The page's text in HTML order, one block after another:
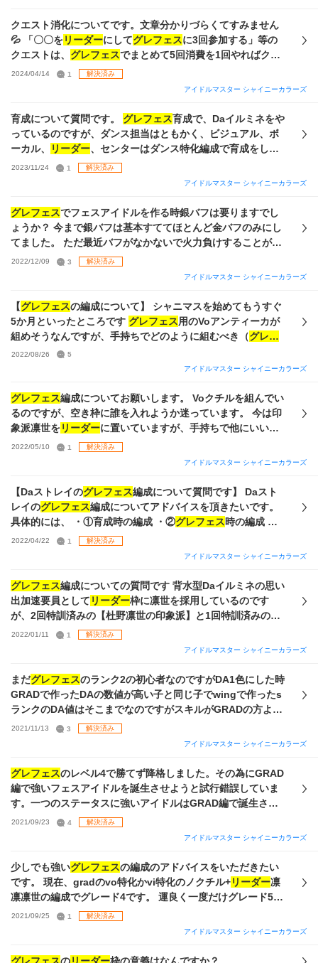
また、Vo、Da、Vi枠、リーダーセンター枠はどのようにして
決めているのでしょうか 以下手持ちで考えるならどんな編成
が組めそうですか？ 組む上で必要なキャラなども教えて下さ
らって大丈夫です よろしくお願いします
クエスト消化についてです。文章分かりづらくてすみません
💦 「〇〇をリーダーにしてグレフェスに3回参加する」等の
クエストは、 グレフェスでまとめて5回消費を1回やればクリ
ア出来ますが、今回の強化週間の「特定のステータスを1200
以上にする」は、プロデュースのスタミナを2倍、3倍に設定
うか？ それから、STEPオートプロデュースでステータス
1200以上が作れないのですが、持っていっているSカードが
間違っているのでしょうか？今の所イベント報酬で貰った属
2024/04/14 1
解決済み
アイドルマスター シャイニーカラーズ
育成について質問です。 グレフェス育成で、Daイルミネをや
っているのですが、ダンス担当はともかく、ビジュアル、ボ
ーカル、
リーダー、センターはダンス特化編成で育成をした
方が良いのか、ビジュアルはビジュアル特化、ボーカルはボ
ーカル特化の方が良いのでしょうか？ 教えて下さい。
2023/11/24 1
解決済み
アイドルマスター シャイニーカラーズ
グレフェスでフェスアイドルを作る時銀バフは要りますでし
ょうか？ 今まで銀バフは基本すててほとんど金バフのみにし
てました。 ただ最近バフがなかないで火力負けすることが見
受けられます。 金バフのみだと高倍率でアピールすることが
多いですが、それだと安定しないのかなと思い悩んでいま
バフが切れることが多いです。 一応使ってるサポートも張っ
ておきます。 リーダーだけサポートアイドル構成が違います
が、それ以外はすべて同じです。 もしよければご意見いただ
2022/12/09 3
解決済み
アイドルマスター シャイニーカラーズ
【グレフェスの編成について】 シャニマスを始めてもうすぐ
5か月といったところです グレフェス用のVoアンティーカが
組めそうなんですが、手持ちでどのように組むべき（グレフ
ェス編成、GRAD育成の編成両方とも）か皆さんのアドバイ
編成について… センタ
据えようと思っています、がどっちがどっちの方がいいか分
からないです（親愛のお守りのこともあるのでここで決めて
おきたい） 残りについて、リーダーはメンタルが多い方がい
いのは知っているので恋鐘のどれかを据えようと思っていま
すが、そのためには例えばMe上限200持ちのばりうまなら一
には三峰と咲耶かなと思っています 戦い方としては注目度ダ
ウンしつつ自傷でメンタル下げながらうまいことやっていく
（ざっくり）だと思っています（なので、SRではあるがメン
タル半分減らしてVo4倍の雨色三峰は編成に入れる価値あ
り？とも思っています） ちなみにP-SSR特訓はづきさんは6
強くないです マーメイドまみみは無凸ですし、基本的には恒
常orイベ産で… 絆優先でアンティーカ編成組んだらパッシブ
がとにかく弱くなること請け合いですね（奇譚霧子はましで
すが） まあでも、絆無視して若干は強い他のサポカ入れたと
ころで結局ライブスキル強い子も（多分）いないので絆優先
ていないので、誰かを1凸させたところで…という感じです
また、セレチケVパッケージあるんで、上記以外のアンティー
カメンバーを1人選ぶこともできます なんか頓珍漢なこと言
ってたら教えてください、みなさんよろしくお願いします
2022/08/26
5
アイドルマスター シャイニーカラーズ
グレフェス編成についてお願いします。 Voクチルを組んでい
るのですが、空き枠に誰を入れようか迷っています。 今は印
象派凛世をリーダーに置いていますが、手持ちで他にいいも
のはありますか？ よく聞くメイドあさひなどは持ってないで
2022/05/10 1
解決済み
アイドルマスター シャイニーカラーズ
【Daストレイのグレフェス編成について質問です】 Daスト
レイのグレフェス編成についてアドバイスを頂きたいです。
具体的には、 ・①育成時の編成 ・②グレフェス時の編成 ・
③はづきさんを使うべきカード ・④限定Pセレチケでとるべ
2022/04/22 1
解決済み
アイドルマスター シャイニーカラーズ
グレフェス編成についての質問です 背水型Daイルミネの思い
出加速要員として リーダー枠に凛世を採用しているのです
が、2回特訓済みの【杜野凛世の印象派】と1回特訓済みの
【さよならごつこ】ではどちらのほうがより適任だと思いま
【さよならごつこ】:序盤の火力バフ、ステータス上限確保
と、どちらにも利点があると考えています (正直【さよならご
つこ】に分があるように思っていますが、その場合特訓はづ
過ぎた質問になりますが、ご意見をいただけると幸いです
2022/01/11 1
解決済み
アイドルマスター シャイニーカラーズ
まだグレフェスのランク2の初心者なのですがDA1色にした時
GRADで作ったDAの数値が高い子と同じ子でwingで作ったs
ランクのDA値はそこまでなのですがスキルがGRADの方より
いい子がいますDA担当以外は数値よりスキル優先で大丈夫で
すか？あとスキルが優先の場合数値が低くてもセンターや
せんよろしくお願いします
2021/11/13 3
解決済み
アイドルマスター シャイニーカラーズ
グレフェスのレベル4で勝てず降格しました。その為にGRAD
編で強いフェスアイドルを誕生させようと試行錯誤していま
す。一つのステータスに強いアイドルはGRAD編で誕生させ
ることができ、なんとか得意ステータスがS680から700程度
までのアイドルはできます(実際にレベル3からレベル4に昇格
た)。 しかし無課金勢でありアイテム品数が乏しい(イベント
周回していてもアイテムがそろわない)状態でのGRAD編で強
いアイドルができず、質問広場の質問で関連するものを参考
出ることもあり行き詰ってます ちなみにサポート編成は写真
の通りです。またサポートアイドルの一覧はこんな感じです
2021/09/23 4
解決済み
アイドルマスター シャイニーカラーズ
少しでも強いグレフェスの編成のアドバイスをいただきたい
です。 現在、gradのvo特化かvi特化のノクチル+リーダー凛
凛凛世の編成でグレード4です。 運良く一度だけグレード5に
なれましたが、最近はグレード4残留も危うい状態です。 ア
ビリティは絆除き、必要なものは大体取れていますが特化ス
いますが、今年から始めたので限定カードはあまりありませ
2021/09/25 1
解決済み
アイドルマスター シャイニーカラーズ